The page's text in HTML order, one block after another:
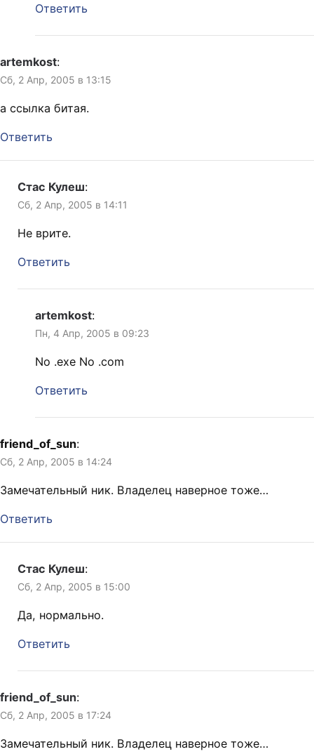
Ответить
artemkost:
Сб, 2 Апр, 2005 в 13:15
а ссылка битая.
Ответить
Стас Кулеш:
Сб, 2 Апр, 2005 в 14:11
Не врите.
Ответить
artemkost:
Пн, 4 Апр, 2005 в 09:23
No .exe No .com
Ответить
friend_of_sun:
Сб, 2 Апр, 2005 в 14:24
Замечательный ник. Владелец наверное тоже…
Ответить
Стас Кулеш:
Сб, 2 Апр, 2005 в 15:00
Да, нормально.
Ответить
friend_of_sun:
Сб, 2 Апр, 2005 в 17:24
Замечательный ник. Владелец наверное тоже…